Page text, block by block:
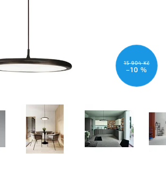
15 904 Kč
–10 %